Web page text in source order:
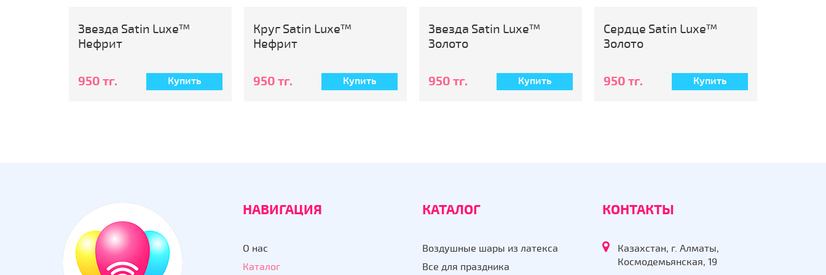
Круг Satin Luxe™
Нефрит
950 тг. Купить
Звезда Satin Luxe™
Золото
950 тг. Купить
Сердце Satin Luxe™
Золото
950 тг. Купить
Круг Satin Luxe™ Золото
950 тг. Купить
НАВИГАЦИЯ
О нас
Каталог
КАТАЛОГ
Воздушные шары из латекса
Все для праздника
КОНТАКТЫ
Казахстан, г. Алматы,
Космодемьянская, 19